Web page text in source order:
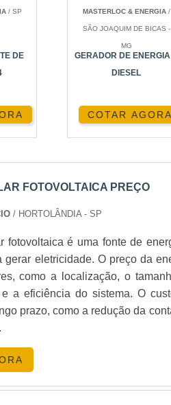
em residências brasileiras
da localização. Para
custando entre R$ 50.000 e
500.000. Estes valores
confira nossa página
de luz solar disponível e,
a ter um custo-benefício
pico (kWp), é um dos
mais baixo, mas o
solares e inversores,
/ SP
DE
MASTERLOC & ENERGIA/
SÃO JOAQUIM DE BICAS -
MG
GERADOR DE
DIESEL
COTAR AGORA
FOTOVOLTAICA PREÇO
/ HORTOLÂNDIA - SP
fotovoltaica é uma fonte de
gerar eletricidade. O preço da
como a localização, o
e a eficiência do sistema. O
prazo, como a redução da